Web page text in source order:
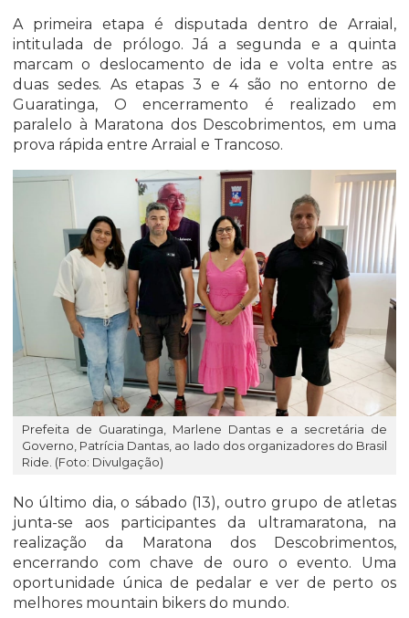
A primeira etapa é disputada dentro de Arraial,
intitulada de prólogo. Já a segunda e a quinta
marcam o deslocamento de ida e volta entre as
duas sedes. As etapas 3 e 4 são no entorno de
Guaratinga, O encerramento é realizado em
paralelo à Maratona dos Descobrimentos, em uma
prova rápida entre Arraial e Trancoso.
Prefeita de Guaratinga, Marlene Dantas e a secretária de
Governo, Patrícia Dantas, ao lado dos organizadores do Brasil
Ride. (Foto: Divulgação)
No último dia, o sábado (13), outro grupo de atletas
junta-se aos participantes da ultramaratona, na
realização da Maratona dos Descobrimentos,
encerrando com chave de ouro o evento. Uma
oportunidade única de pedalar e ver de perto os
melhores mountain bikers do mundo.